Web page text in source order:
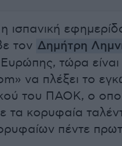
ισπανική
τον Δημήτρη
τώρα είναι
να πλέξει το
του ΠΑΟΚ, ο
τα κορυφαία
πέντε